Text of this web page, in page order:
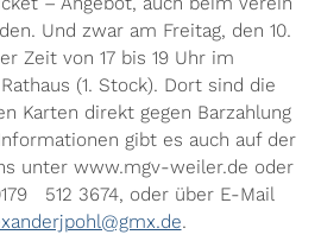
Und zwar am Freitag, den 10.
Zeit von 17 bis 19 Uhr im
(1. Stock). Dort sind die
Karten direkt gegen Barzahlung
gibt es auch auf der
unter www.mgv-weiler.de oder
512 3674, oder über E-Mail
.